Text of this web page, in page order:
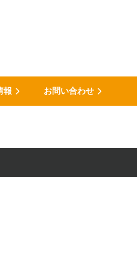
報 お問い合わせ